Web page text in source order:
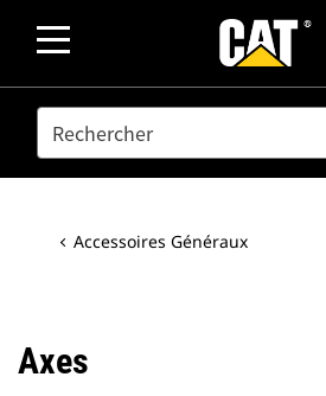
SEARCH
Accessoires Généraux
Axes